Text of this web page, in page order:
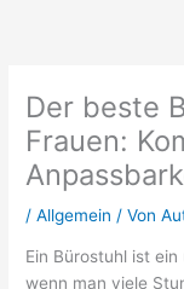
Der beste
Frauen:
/Allgemein / Von
Ein Bürostuhl ist
wenn man viele